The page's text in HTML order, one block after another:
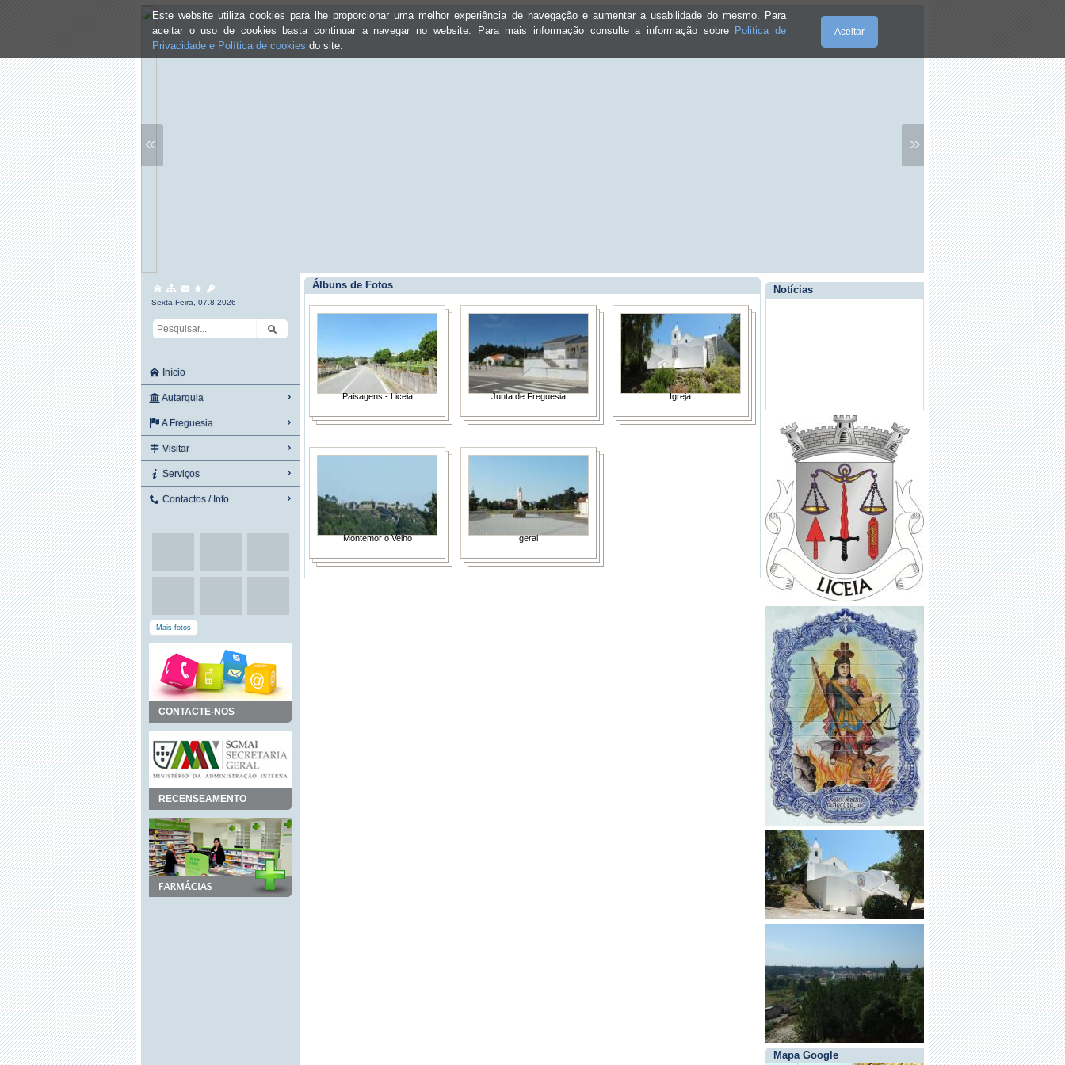
Este website utiliza cookies para lhe proporcionar uma melhor experiência de navegação e aumentar a usabilidade do mesmo. Para
aceitar o uso de cookies basta continuar a navegar no website. Para mais informação consulte a informação sobre Politica de
Privacidade e Política de cookies do site.
Aceitar
« »
Sexta-Feira, 07.8.2026
Início
Autarquia
A Freguesia
Visitar
Serviços
Contactos / Info
Mais fotos
CONTACTE-NOS
RECENSEAMENTO
Álbuns de Fotos
Paisagens - Liceia Junta de Freguesia Igreja
Montemor o Velho geral
Notícias
Mapa Google